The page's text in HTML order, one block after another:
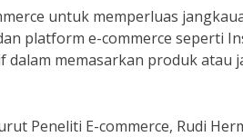
untuk memperluas
platform e-commerce seperti
dalam memasarkan produk atau
Peneliti E-commerce, Rudi